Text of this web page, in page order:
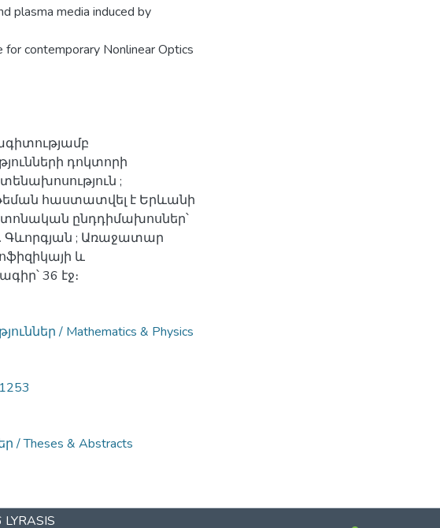
plasma media induced by
for contemporary Nonlinear Optics
դոկտորի
;
հաստատվել է Երևանի
ընդդիմախոսներ՝
Գևորգյան ; Առաջատար
և
36 էջ։
/ Mathematics & Physics
Theses & Abstracts
LYRASIS